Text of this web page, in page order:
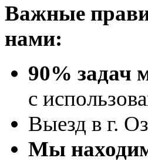
Важные
нами:
90% задач
с
Выезд в г.
Мы